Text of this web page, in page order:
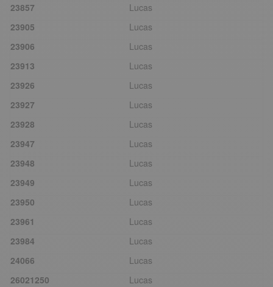
23857
Lucas
23905
Lucas
23906
Lucas
23913
Lucas
23926
Lucas
23927
Lucas
23928
Lucas
23947
Lucas
23948
Lucas
23949
Lucas
23950
Lucas
23961
Lucas
23984
Lucas
24066
Lucas
26021250
Lucas